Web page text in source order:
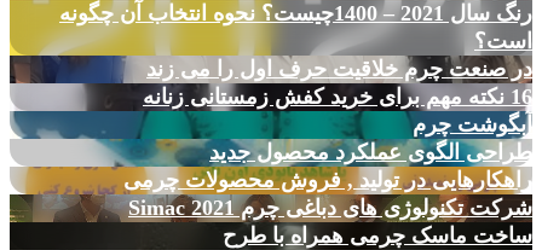
رنگ سال 2021 – 1400چیست؟ نحوه انتخاب آن چگونه
است؟
در صنعت چرم خلاقیت حرف اول را می زند
16 نکته مهم برای خرید کفش زمستانی زنانه
آبگوشت چرم
طراحی الگوی عملکرد محصول جدید
راهکارهایی در تولید , فروش محصولات چرمی
شرکت تکنولوژی های دباغی چرم Simac 2021
ساخت ماسک چرمی همراه با طرح